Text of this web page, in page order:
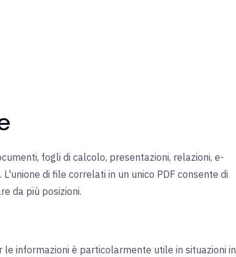
fogli di calcolo, presentazioni, relazioni, e-
di file correlati in un unico PDF consente di
da più posizioni.
informazioni è particolarmente utile in situazioni in